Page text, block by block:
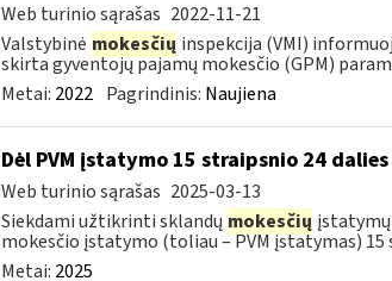
Web turinio sąrašas 2022-11-21
Valstybinė mokesčių inspekcija (VMI)
skirta gyventojų pajamų mokesčio (GPM)
Metai: 2022 Pagrindinis: Naujiena
Dėl PVM įstatymo 15 straipsnio 24
Web turinio sąrašas 2025-03-13
Siekdami užtikrinti sklandų mokesčių
mokesčio įstatymo (toliau – PVM įstatymas) 15
Metai: 2025